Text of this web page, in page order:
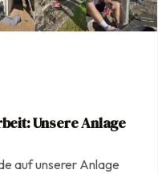
Unsere Anlage
auf unserer Anlage